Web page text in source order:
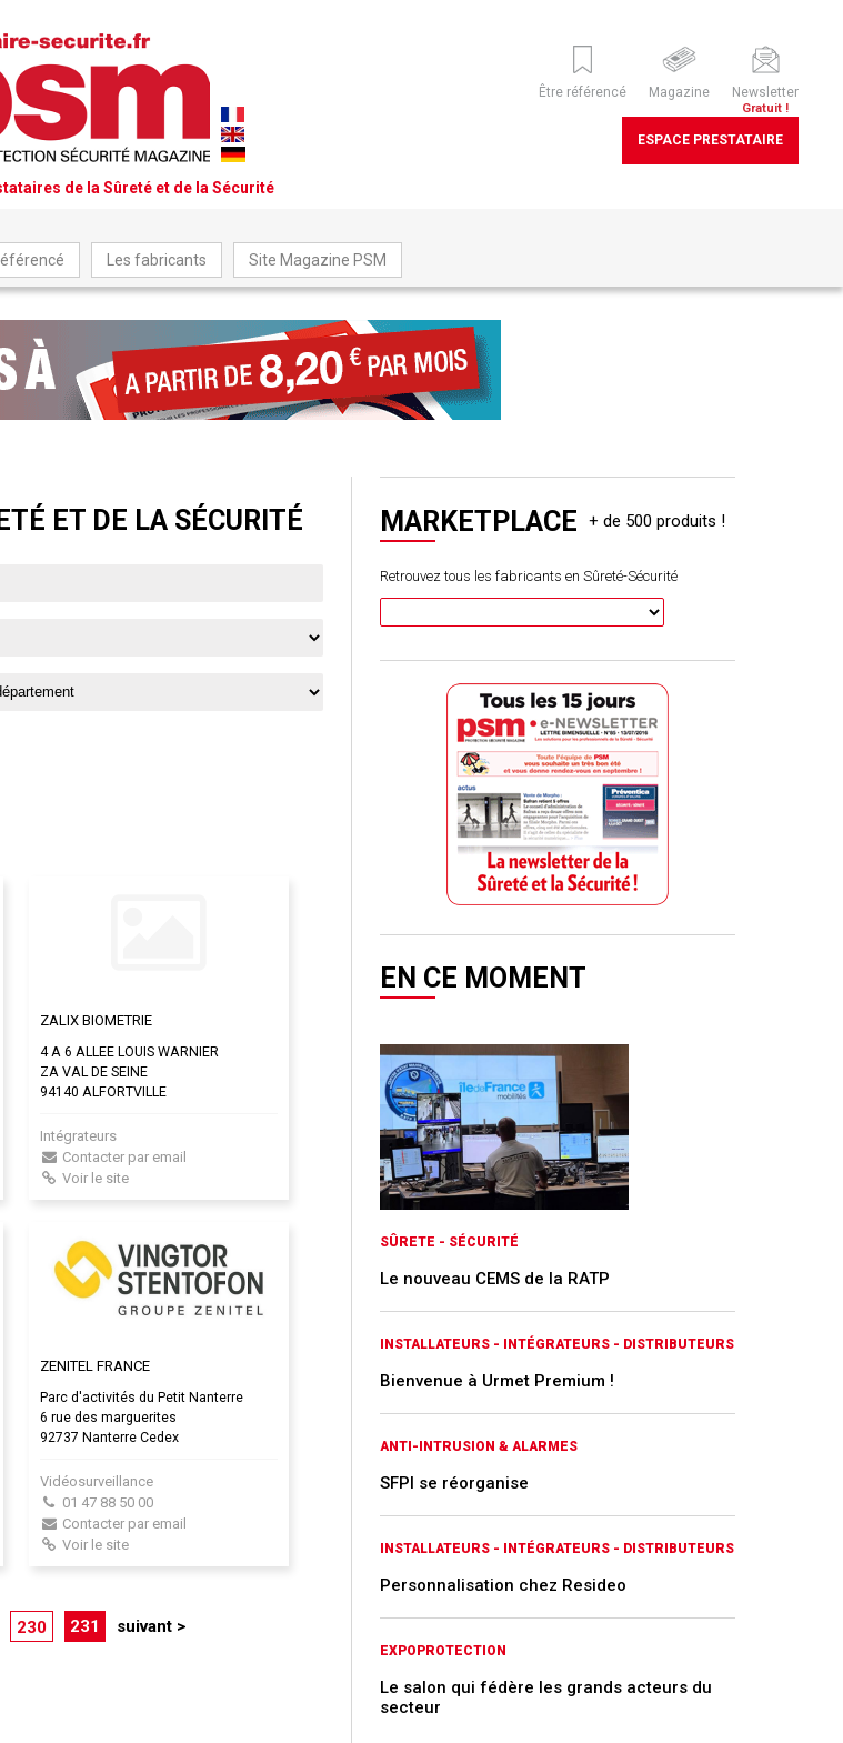
de la Sûreté et de la Sécurité
Être référencé Magazine Newsletter
Gratuit !
ESPACE PRESTATAIRE
Les fabricants Site Magazine PSM
ET DE LA SÉCURITÉ
ZALIX BIOMETRIE
4 A 6 ALLEE LOUIS WARNIER
ZA VAL DE SEINE
94140 ALFORTVILLE
Intégrateurs
Contacter par email
Voir le site
ZENITEL FRANCE
Parc d'activités du Petit Nanterre
6 rue des marguerites
92737 Nanterre Cedex
Vidéosurveillance
01 47 88 50 00
Contacter par email
Voir le site
230 231 suivant >
MARKETPLACE
Retrouvez tous les fabricants en Sûreté-Sécurité
EN CE MOMENT
SÛRETE - SÉCURITÉ
Le nouveau CEMS de la RATP
INSTALLATEURS - INTÉGRATEURS - DISTRIBUTEURS
Bienvenue à Urmet Premium !
ANTI-INTRUSION & ALARMES
SFPI se réorganise
INSTALLATEURS - INTÉGRATEURS - DISTRIBUTEURS
Personnalisation chez Resideo
EXPOPROTECTION
Le salon qui fédère les grands acteurs du
secteur